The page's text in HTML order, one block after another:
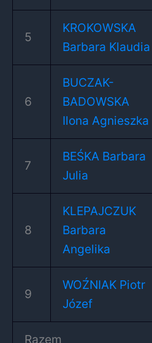
5
KROKOWSKA
Barbara Klaudia
6
BUCZAK-
BADOWSKA
Ilona Agnieszka
7
BEŚKA Barbara
Julia
8
KLEPAJCZUK
Barbara
Angelika
9
WOŹNIAK Piotr
Józef
Razem